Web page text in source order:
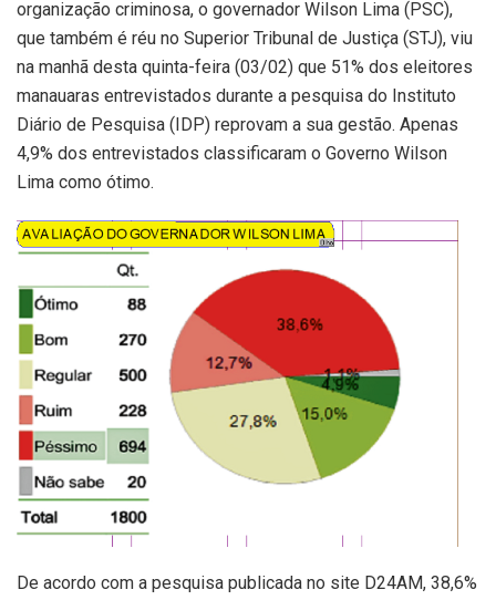
organização criminosa, o governador Wilson Lima (PSC),
que também é réu no Superior Tribunal de Justiça (STJ), viu
na manhã desta quinta-feira (03/02) que 51% dos eleitores
manauaras entrevistados durante a pesquisa do Instituto
Diário de Pesquisa (IDP) reprovam a sua gestão. Apenas
4,9% dos entrevistados classificaram o Governo Wilson
Lima como ótimo.
De acordo com a pesquisa publicada no site D24AM, 38,6%